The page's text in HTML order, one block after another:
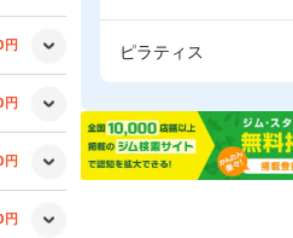
円
ピラティス